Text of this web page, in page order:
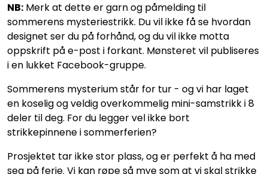
NB: Merk at dette er garn og påmelding til
sommerens mysteriestrikk. Du vil ikke få se hvordan
designet ser du på forhånd, og du vil ikke motta
oppskrift på e-post i forkant. Mønsteret vil publiseres
i en lukket Facebook-gruppe.
Sommerens mysterium står for tur - og vi har laget
en koselig og veldig overkommelig mini-samstrikk i 8
deler til deg. For du legger vel ikke bort
strikkepinnene i sommerferien?
Prosjektet tar ikke stor plass, og er perfekt å ha med
seg på ferie. Vi kan røpe så mye som at vi skal strikke